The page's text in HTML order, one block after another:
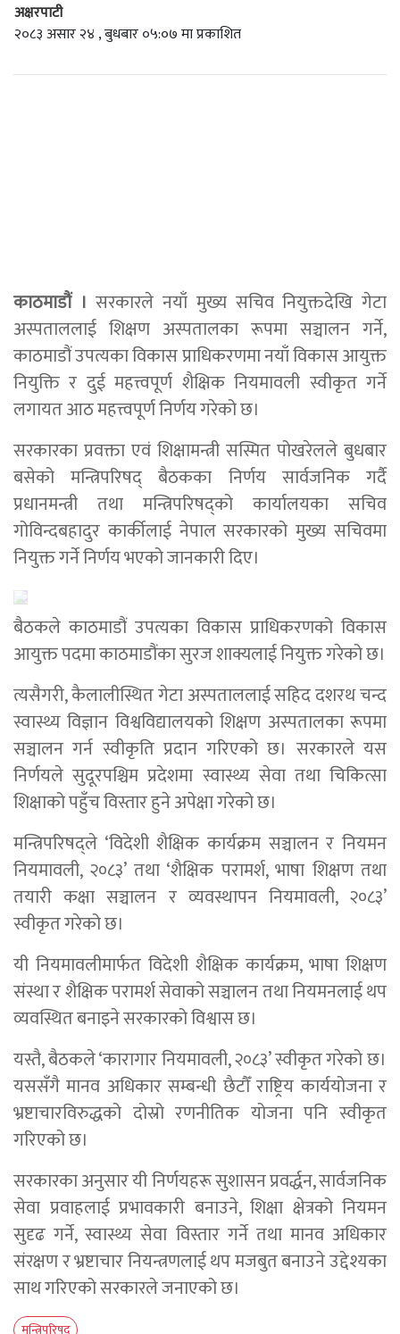
अक्षरपाटी
२०८३ असार २४ , बुधबार ०५:०७ मा प्रकाशित
काठमाडौं । सरकारले नयाँ मुख्य सचिव नियुक्तदेखि गेटा
अस्पताललाई शिक्षण अस्पतालका रूपमा सञ्चालन गर्ने,
काठमाडौं उपत्यका विकास प्राधिकरणमा नयाँ विकास आयुक्त
नियुक्ति र दुई महत्त्वपूर्ण शैक्षिक नियमावली स्वीकृत गर्ने
लगायत आठ महत्त्वपूर्ण निर्णय गरेको छ।
सरकारका प्रवक्ता एवं शिक्षामन्त्री सस्मित पोखरेलले बुधबार
बसेको मन्त्रिपरिषद् बैठकका निर्णय सार्वजनिक गर्दै
प्रधानमन्त्री तथा मन्त्रिपरिषद्को कार्यालयका सचिव
गोविन्दबहादुर कार्कीलाई नेपाल सरकारको मुख्य सचिवमा
नियुक्त गर्ने निर्णय भएको जानकारी दिए।
बैठकले काठमाडौं उपत्यका विकास प्राधिकरणको विकास
आयुक्त पदमा काठमाडौंका सुरज शाक्यलाई नियुक्त गरेको छ।
त्यसैगरी, कैलालीस्थित गेटा अस्पताललाई सहिद दशरथ चन्द
स्वास्थ्य विज्ञान विश्वविद्यालयको शिक्षण अस्पतालका रूपमा
सञ्चालन गर्न स्वीकृति प्रदान गरिएको छ। सरकारले यस
निर्णयले सुदूरपश्चिम प्रदेशमा स्वास्थ्य सेवा तथा चिकित्सा
शिक्षाको पहुँच विस्तार हुने अपेक्षा गरेको छ।
मन्त्रिपरिषद्ले ‘विदेशी शैक्षिक कार्यक्रम सञ्चालन र नियमन
नियमावली, २०८३’ तथा ‘शैक्षिक परामर्श, भाषा शिक्षण तथा
तयारी कक्षा सञ्चालन र व्यवस्थापन नियमावली, २०८३’
स्वीकृत गरेको छ।
यी नियमावलीमार्फत विदेशी शैक्षिक कार्यक्रम, भाषा शिक्षण
संस्था र शैक्षिक परामर्श सेवाको सञ्चालन तथा नियमनलाई थप
व्यवस्थित बनाइने सरकारको विश्वास छ।
यस्तै, बैठकले ‘कारागार नियमावली, २०८३’ स्वीकृत गरेको छ।
यससँगै मानव अधिकार सम्बन्धी छैटौँ राष्ट्रिय कार्ययोजना र
भ्रष्टाचारविरुद्धको दोस्रो रणनीतिक योजना पनि स्वीकृत
गरिएको छ।
सरकारका अनुसार यी निर्णयहरू सुशासन प्रवर्द्धन, सार्वजनिक
सेवा प्रवाहलाई प्रभावकारी बनाउने, शिक्षा क्षेत्रको नियमन
सुदृढ गर्ने, स्वास्थ्य सेवा विस्तार गर्ने तथा मानव अधिकार
संरक्षण र भ्रष्टाचार नियन्त्रणलाई थप मजबुत बनाउने उद्देश्यका
साथ गरिएको सरकारले जनाएको छ।